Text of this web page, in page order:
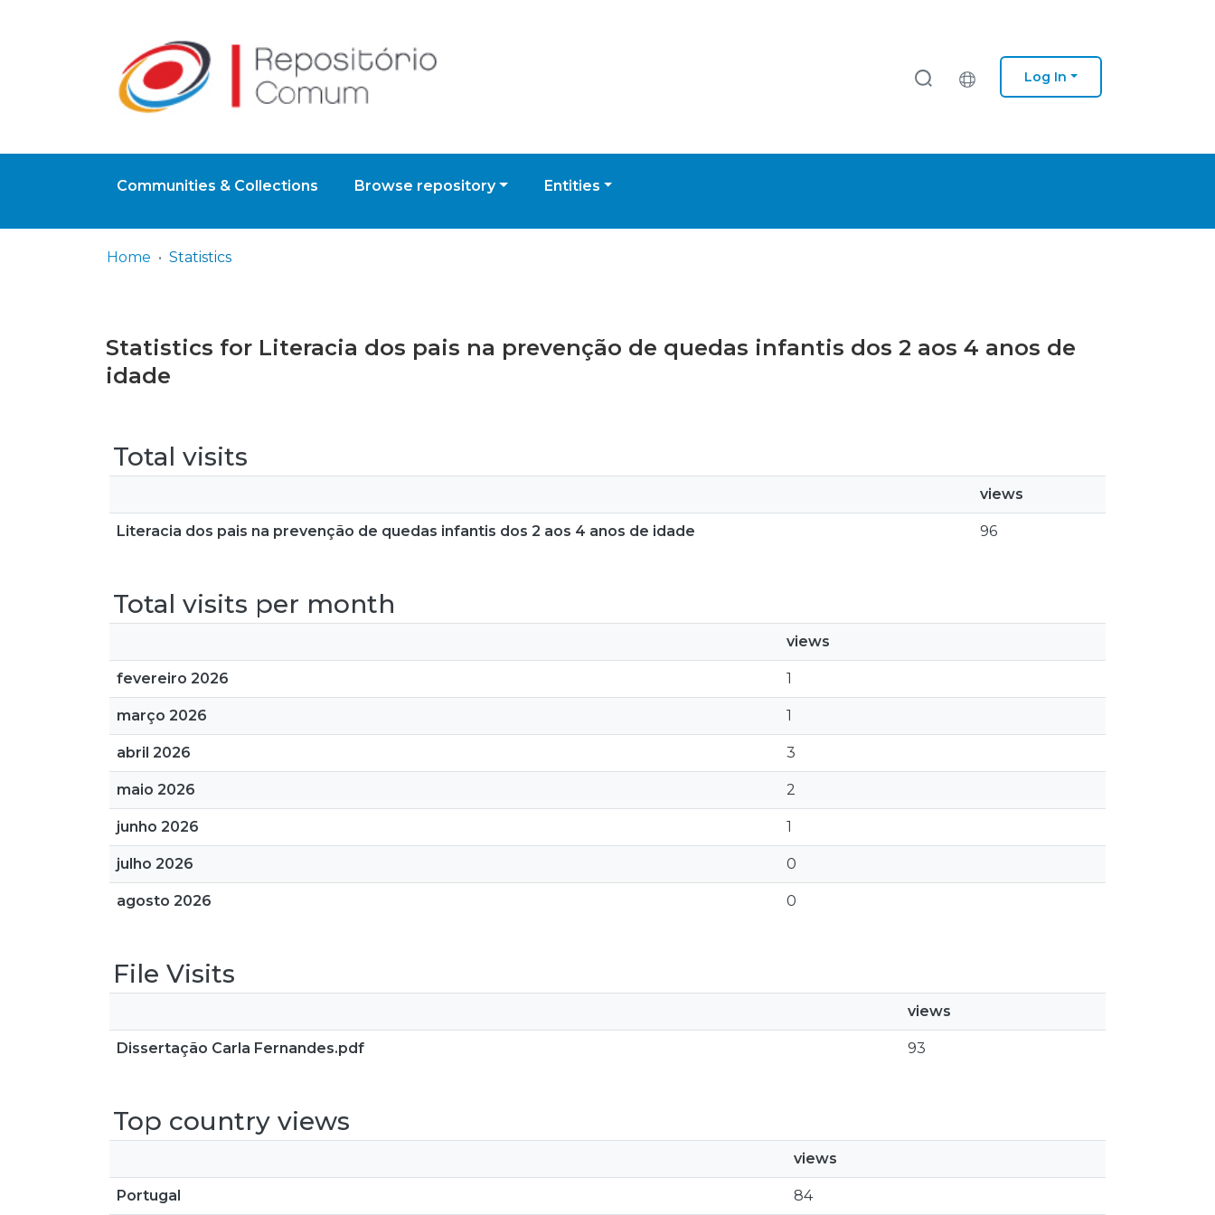
Log In
Communities & Collections Browse repository Entities
Home Statistics
Statistics for Literacia dos pais na prevenção de quedas infantis dos 2 aos 4 anos de
idade
Total visits
views
Literacia dos pais na prevenção de quedas infantis dos 2 aos 4 anos de idade 96
Total visits per month
views
fevereiro 2026 1
março 2026 1
abril 2026 3
maio 2026 2
junho 2026 1
julho 2026 0
agosto 2026 0
File Visits
views
Dissertação Carla Fernandes.pdf 93
Top country views
views
Portugal 84